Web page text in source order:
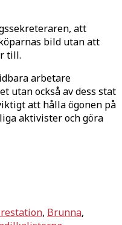
att
bild utan att
till.
arbetare
utan också av dess stat
att hålla ögonen på
aktivister och göra
, Brunna,